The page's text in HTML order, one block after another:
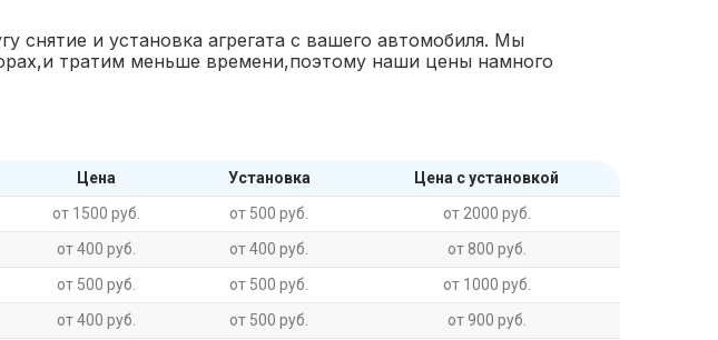
снятие и установка агрегата с вашего автомобиля. Мы
тратим меньше времени,поэтому наши цены намного
Цена Установка
Цена с установкой
от 1500 руб. от 500 руб.
от 2000 руб.
от 400 руб. от 400 руб.
от 800 руб.
от 500 руб. от 500 руб.
от 1000 руб.
от 400 руб. от 500 руб.
от 900 руб.